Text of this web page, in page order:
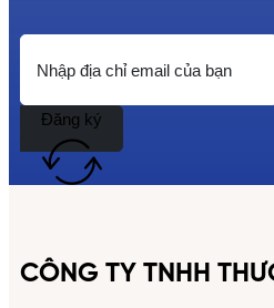
Đăng ký
CÔNG TY TNHH